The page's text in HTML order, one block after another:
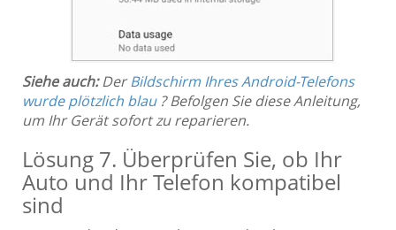
Siehe auch:DerBildschirm Ihres Android-Telefons
wurde plötzlich blau? Befolgen Sie diese Anleitung,
um Ihr Gerät sofort zu reparieren.
Lösung 7. Überprüfen Sie, ob Ihr
Auto und Ihr Telefon kompatibel
sind